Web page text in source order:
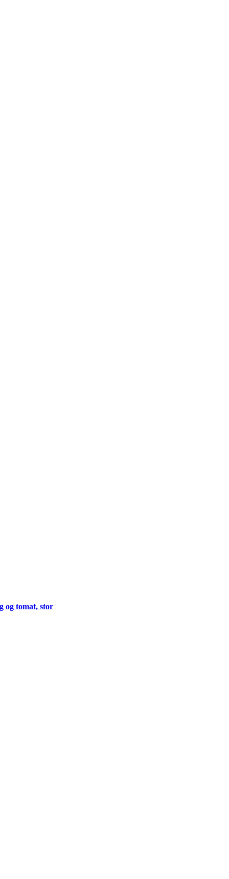
og tomat, stor